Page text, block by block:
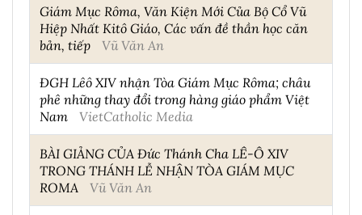
Giám Mục Rôma, Văn Kiện Mới Của Bộ Cổ Vũ
Hiệp Nhất Kitô Giáo, Các vấn đề thần học căn
bản, tiếp
Vũ Văn An
ĐGH Lêô XIV nhận Tòa Giám Mục Rôma; châu
phê những thay đổi trong hàng giáo phẩm Việt
Nam
VietCatholic Media
BÀI GIẢNG CỦA Đức Thánh Cha LÊ-Ô XIV
TRONG THÁNH LỄ NHẬN TÒA GIÁM MỤC
ROMA
Vũ Văn An